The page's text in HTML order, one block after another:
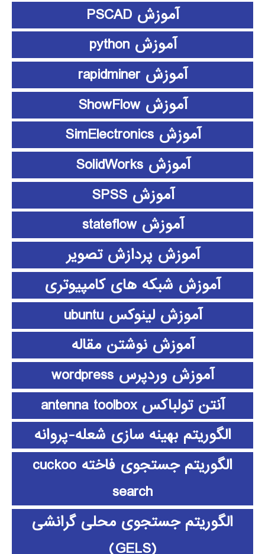
آموزش PSCAD
آموزش python
آموزش rapidminer
آموزش ShowFlow
آموزش SimElectronics
آموزش SolidWorks
آموزش SPSS
آموزش stateflow
آموزش پردازش تصویر
آموزش شبکه های کامپیوتری
آموزش لینوکس ubuntu
آموزش نوشتن مقاله
آموزش وردپرس wordpress
آنتن تولباکس antenna toolbox
الگوریتم بهینه سازی شعله-پروانه
الگوریتم جستجوی فاخته cuckoo
search
الگوریتم جستجوی محلی گرانشی
(GELS)